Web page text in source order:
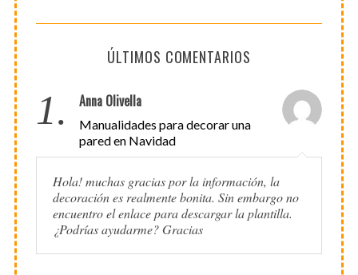
ÚLTIMOS COMENTARIOS
1. Anna Olivella
Manualidades para decorar una
pared en Navidad
Hola! muchas gracias por la información, la
decoración es realmente bonita. Sin embargo no
encuentro el enlace para descargar la plantilla.
¿Podrías ayudarme? Gracias